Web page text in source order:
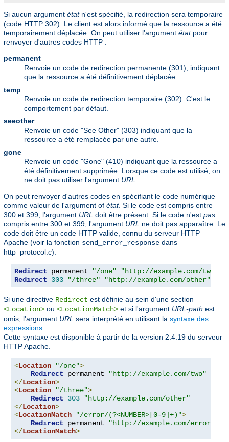
Si aucun argument étatn'est spécifié, la redirection sera temporaire
(code HTTP 302). Le client est alors informé que la ressource a été
temporairement déplacée. On peut utiliser l'argument étatpour
renvoyer d'autres codes HTTP :
permanent
Renvoie un code de redirection permanente (301), indiquant
que la ressource a été définitivement déplacée.
temp
Renvoie un code de redirection temporaire (302). C'est le
comportement par défaut.
seeother
Renvoie un code "See Other" (303) indiquant que la
ressource a été remplacée par une autre.
gone
Renvoie un code "Gone" (410) indiquant que la ressource a
été définitivement supprimée. Lorsque ce code est utilisé, on
ne doit pas utiliser l'argument URL
On peut renvoyer d'autres codes en spécifiant le code numérique
comme valeur de l'argument of état. Si le code est compris entre
300 et 399, l'argument URL doit être présent. Si le code n'est pas
compris entre 300 et 399, l'argument URL ne doit pas apparaître. Le
code doit être un code HTTP valide, connu du serveur HTTP
Apache (voir la fonction send_error_response dans
http_protocol.c).
Redirect permanent "/one"
"http://example.com/two"
Redirect
303 "/three" "http://example.com/other"
Si une directive Redirect est définie au sein d'une section
<Location> ou <LocationMatch> et si l'argument URL-path est
omis, l'argument URL sera interprété en utilisant la syntaxe des
expressions
Cette syntaxe est disponible à partir de la version 2.4.19 du serveur
HTTP Apache.
<Location "/one">
Redirect permanent
"http://example.com/two"
</Location>
<Location "/three">
Redirect
303
"http://example.com/other"
</Location>
<LocationMatch "/error/(?<NUMBER>[0-9]+)">
Redirect permanent
"http://example.com/errors/
</LocationMatch>